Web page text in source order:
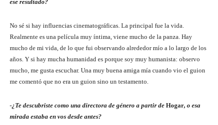
ese resultado?
No sé si hay influencias cinematográficas. La principal fue la vida.
Realmente es una película muy íntima, viene mucho de la panza. Hay
mucho de mi vida, de lo que fui observando alrededor mío a lo largo de los
años. Y si hay mucha humanidad es porque soy muy humanista: observo
mucho, me gusta escuchar. Una muy buena amiga mía cuando vio el guion
me comentó que no era un guion sino un testamento.
-¿Te descubriste como una directora de género a partir de Hogar, o esa
mirada estaba en vos desde antes?